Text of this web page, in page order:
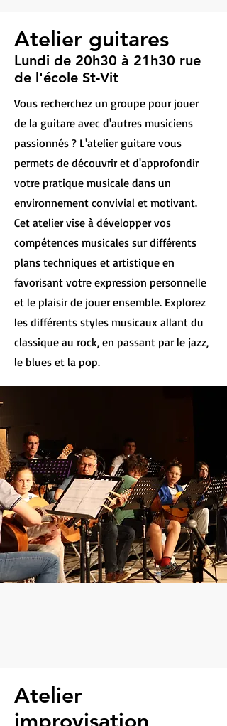
Atelier guitares
Lundi de 20h30 à 21h30 rue
de l'école St-Vit
Vous recherchez un groupe pour jouer
de la guitare avec d'autres musiciens
passionnés ? L'atelier guitare vous
permets de découvrir et d'approfondir
votre pratique musicale dans un
environnement convivial et motivant.
Cet atelier vise à développer vos
compétences musicales sur différents
plans techniques et artistique en
favorisant votre expression personnelle
et le plaisir de jouer ensemble. Explorez
les différents styles musicaux allant du
classique au rock, en passant par le jazz,
le blues et la pop.
Atelier